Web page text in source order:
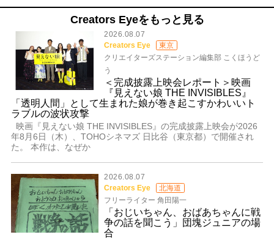
Creators Eyeをもっと見る
2026.08.07
Creators Eye
東京
クリエイターズステーション編集部 こくほうど
う
＜完成披露上映会レポート＞映画
『見えない娘 THE INVISIBLES』
「透明人間」として生まれた娘が巻き起こすかわいいト
ラブルの波状攻撃
映画『見えない娘 THE INVISIBLES』の完成披露上映会が2026
年8月6日（木）、TOHOシネマズ 日比谷（東京都）で開催され
た。 本作は、なぜか
2026.08.07
Creators Eye
北海道
フリーライター 角田陽一
「おじいちゃん、おばあちゃんに戦
争の話を聞こう」団塊ジュニアの場
合